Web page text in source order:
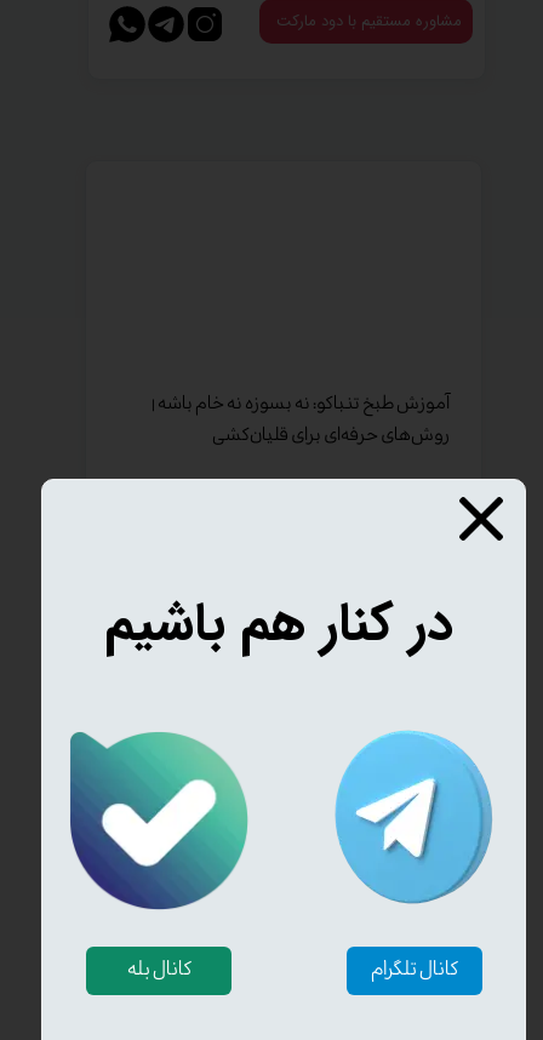
مشاوره مستقیم با دود مارکت
آموزش طبخ تنباکو: نه بسوزه نه خام باشه |
روش‌های حرفه‌ای برای قلیان‌کشی
تنباکوی آدالیا | معرفی تنباکوی آدالیا
در کنار هم باشیم
کانال بله کانال تلگرام